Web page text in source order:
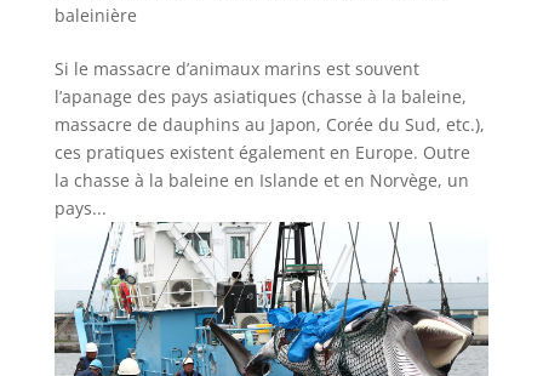
baleinière
Si le massacre d’animaux marins est souvent
l’apanage des pays asiatiques (chasse à la baleine,
massacre de dauphins au Japon, Corée du Sud, etc.),
ces pratiques existent également en Europe. Outre
la chasse à la baleine en Islande et en Norvège, un
pays...